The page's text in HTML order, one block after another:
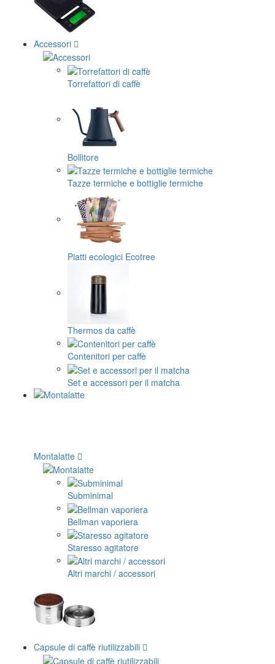
Accessori
Torrefattori di caffè
Bollitore
Tazze termiche e bottiglie termiche
Piatti ecologici Ecotree
Thermos da caffè
Contenitori per caffè
Set e accessori per il matcha
Montalatte
Subminimal
Bellman vaporiera
Staresso agitatore
Altri marchi / accessori
Capsule di caffè riutilizzabili